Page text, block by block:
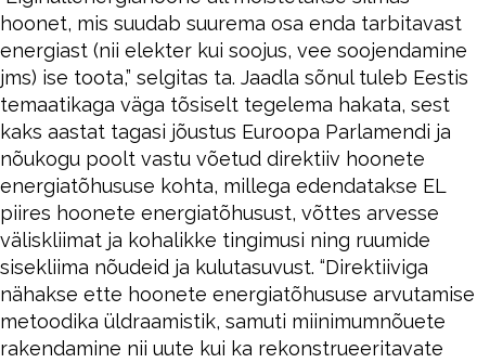
hoonet, mis suudab suurema osa enda tarbitavast
energiast (nii elekter kui soojus, vee soojendamine
jms) ise toota,” selgitas ta. Jaadla sõnul tuleb Eestis
temaatikaga väga tõsiselt tegelema hakata, sest
kaks aastat tagasi jõustus Euroopa Parlamendi ja
nõukogu poolt vastu võetud direktiiv hoonete
energiatõhususe kohta, millega edendatakse EL
piires hoonete energiatõhusust, võttes arvesse
väliskliimat ja kohalikke tingimusi ning ruumide
sisekliima nõudeid ja kulutasuvust. “Direktiiviga
nähakse ette hoonete energiatõhususe arvutamise
metoodika üldraamistik, samuti miinimumnõuete
rakendamine nii uute kui ka rekonstrueeritavate